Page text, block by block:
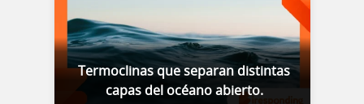
Termoclinas que separan distintas
capas del océano abierto.